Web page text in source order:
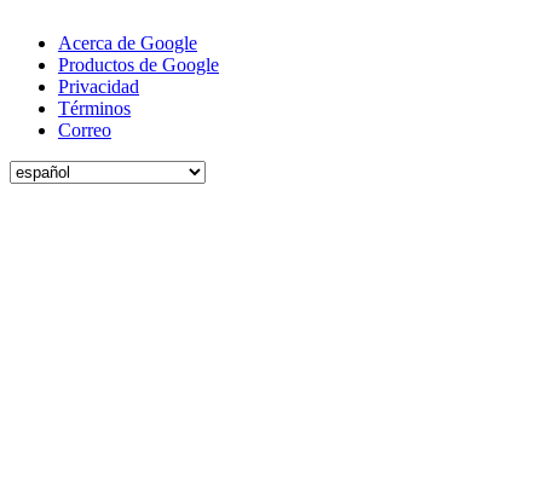
Acerca de Google
Productos de Google
Privacidad
Términos
Correo